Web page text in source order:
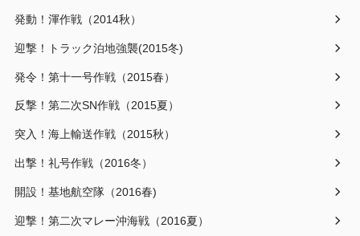
発動！渾作戦（2014秋）
迎撃！トラック泊地強襲(2015冬)
発令！第十一号作戦（2015春）
反撃！第二次SN作戦（2015夏）
突入！海上輸送作戦（2015秋）
出撃！礼号作戦（2016冬）
開設！基地航空隊（2016春)
迎撃！第二次マレー沖海戦（2016夏）